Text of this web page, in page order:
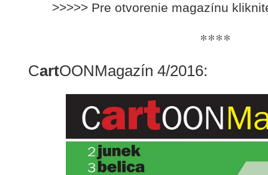
>>>>> Pre otvorenie magazínu
****
CartOONMagazín 4/2016: